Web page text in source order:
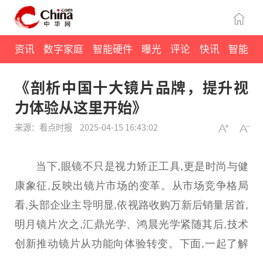
资讯 数字家庭 智能硬件 曝光 评论 快讯 智能
《剖析中国十大镜片品牌，提升视
力体验从这里开始》
来源：看点时报 2025-04-15 16:43:02
当下,眼镜不只是视力矫正工具,更是时尚与健
康象征,反映出镜片市场的变革。从市场竞争格局
看,头部企业主导明显,依视路收购万新后销量居首,
明月镜片次之,汇鼎光学、鸿晨光学紧随其后,技术
创新推动镜片从功能向体验转变。下面,一起了解